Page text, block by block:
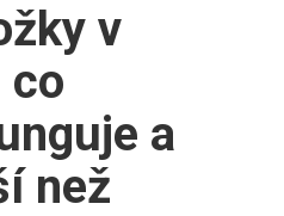
v
co
a
než